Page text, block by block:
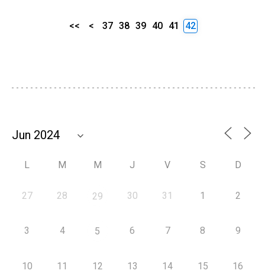
<< < 37 38 39 40 41 42
L M M J V S D
27 28 29 30 31 1 2
3 4 5 6 7 8 9
10 11 12 13 14 15 16